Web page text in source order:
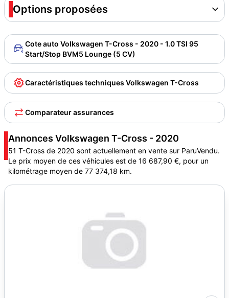
Options proposées
Cote auto Volkswagen T-Cross - 2020 - 1.0 TSI 95
Start/Stop BVM5 Lounge (5 CV)
Caractéristiques techniques Volkswagen T-Cross
Comparateur assurances
Annonces Volkswagen T-Cross - 2020
51 T-Cross de 2020 sont actuellement en vente sur ParuVendu.
Le prix moyen de ces véhicules est de 16 687,90 €, pour un
kilométrage moyen de 77 374,18 km.